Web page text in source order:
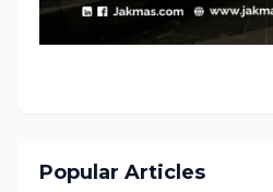
Popular Articles